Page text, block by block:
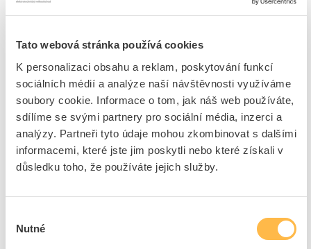
Tato webová stránka používá cookies
K personalizaci obsahu a reklam, poskytování funkcí
sociálních médií a analýze naší návštěvnosti využíváme
soubory cookie. Informace o tom, jak náš web používáte,
sdílíme se svými partnery pro sociální média, inzerci a
analýzy. Partneři tyto údaje mohou zkombinovat s dalšími
informacemi, které jste jim poskytli nebo které získali v
důsledku toho, že používáte jejich služby.
souhlasu
Nutné
3 ks
EATON Panel XVTL-IC-8/20 montážní